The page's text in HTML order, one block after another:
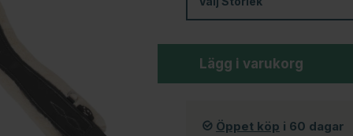
Lägg i varukorg
Öppet köp i 60 dagar